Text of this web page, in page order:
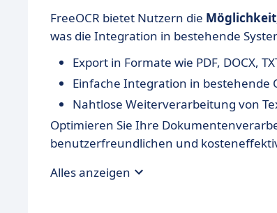
FreeOCR bietet Nutzern die
was die Integration in bestehende
Export in Formate wie PDF, DOCX,
Einfache Integration in bestehende
Nahtlose Weiterverarbeitung von
Optimieren Sie Ihre
benutzerfreundlichen und
Alles anzeigen